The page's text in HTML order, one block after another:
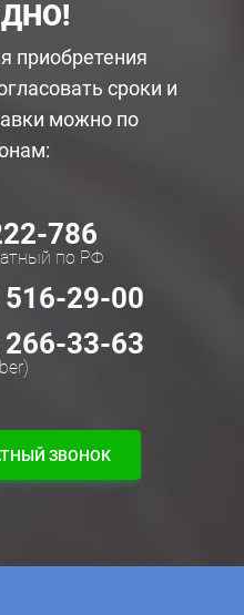
приобретения
сроки и
можно по
786
по РФ
516-29-00
266-33-63
ЗВОНОК